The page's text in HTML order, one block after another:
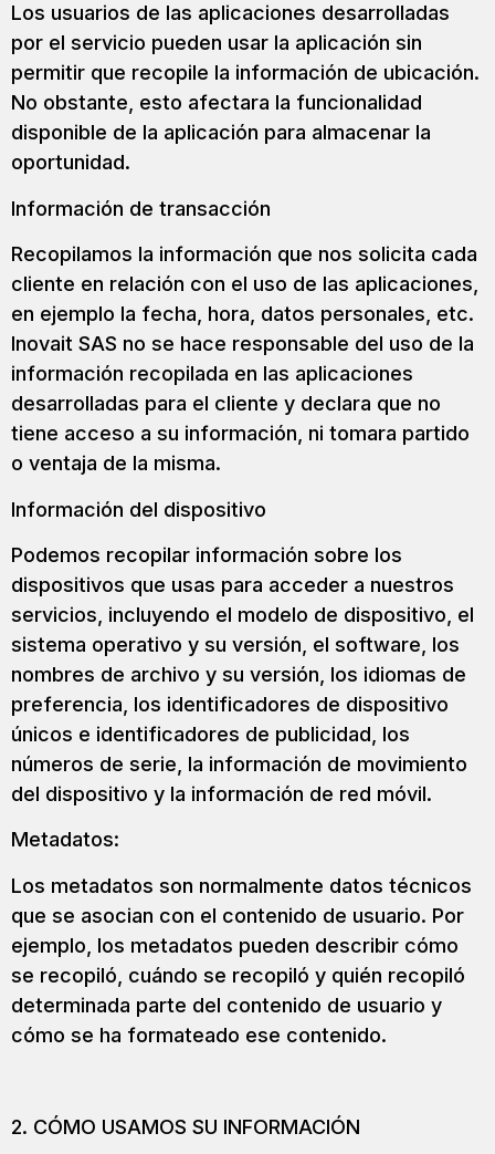
Los usuarios de las aplicaciones desarrolladas
por el servicio pueden usar la aplicación sin
permitir que recopile la información de ubicación.
No obstante, esto afectara la funcionalidad
disponible de la aplicación para almacenar la
oportunidad.
Información de transacción
Recopilamos la información que nos solicita cada
cliente en relación con el uso de las aplicaciones,
en ejemplo la fecha, hora, datos personales, etc.
Inovait SAS no se hace responsable del uso de la
información recopilada en las aplicaciones
desarrolladas para el cliente y declara que no
tiene acceso a su información, ni tomara partido
o ventaja de la misma.
Información del dispositivo
Podemos recopilar información sobre los
dispositivos que usas para acceder a nuestros
servicios, incluyendo el modelo de dispositivo, el
sistema operativo y su versión, el software, los
nombres de archivo y su versión, los idiomas de
preferencia, los identificadores de dispositivo
únicos e identificadores de publicidad, los
números de serie, la información de movimiento
del dispositivo y la información de red móvil.
Metadatos:
Los metadatos son normalmente datos técnicos
que se asocian con el contenido de usuario. Por
ejemplo, los metadatos pueden describir cómo
se recopiló, cuándo se recopiló y quién recopiló
determinada parte del contenido de usuario y
cómo se ha formateado ese contenido.
2. CÓMO USAMOS SU INFORMACIÓN